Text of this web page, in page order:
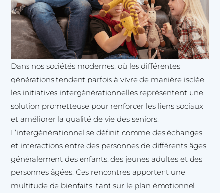
Dans nos sociétés modernes, où les différentes
générations tendent parfois à vivre de manière isolée,
les initiatives intergénérationnelles représentent une
solution prometteuse pour renforcer les liens sociaux
et améliorer la qualité de vie des seniors.
L’intergénérationnel se définit comme des échanges
et interactions entre des personnes de différents âges,
généralement des enfants, des jeunes adultes et des
personnes âgées. Ces rencontres apportent une
multitude de bienfaits, tant sur le plan émotionnel